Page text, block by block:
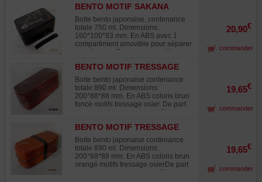
page
BENTO MOTIF SAKANA
52217-4
Boite bento japonaise, contenance
totale 750 ml. Dimensions:
160*100*83 mm. En ABS avec 1
compartiment amovible pour séparer
les aliments. De part ses motifs sur
au lave vaisselle ni au four micro
ondes. 1 compartiment de 440 ml. 1
compartiment de 310 ml. avec son
couvercle étanche. Elastique de
maintien fourni.
20,90€
commander
BENTO MOTIF TRESSAGE
BRUN 519235
Boite bento japonaise contenance
totale 890 ml. Dimensions:
200*88*88 mm. En ABS coloris brun
foncé motifs tressage osier. De part
sa conception ne peut pas être
micro ondes. 1 compartiment de 470
ml. avec son couvercle intérieur et 1
compartiment de 420 ml. Elastique
de maintien fourni.
19,65€
commander
BENTO MOTIF TRESSAGE
ORANGÉ 519228
Boite bento japonaise contenance
totale 890 ml. Dimensions:
200*88*88 mm. En ABS coloris brun
orangé motifs tressage osierDe part
sa conception ne peut pas être
19,65€
commander